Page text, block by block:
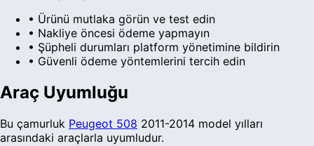
• Ürünü mutlaka görün ve test edin
• Nakliye öncesi ödeme yapmayın
• Şüpheli durumları platform yönetimine bildirin
• Güvenli ödeme yöntemlerini tercih edin
Araç Uyumluğu
Bu çamurluk Peugeot 508 2011-2014 model yılları
arasındaki araçlarla uyumludur.